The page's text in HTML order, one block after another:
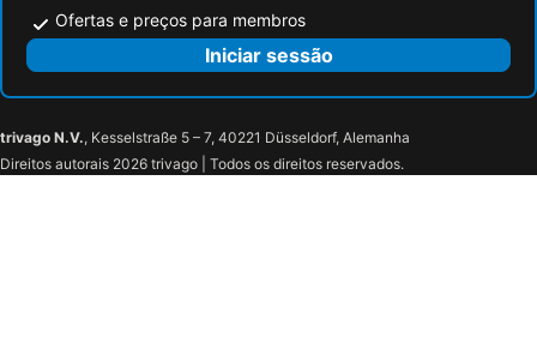
Ofertas e preços para membros
Iniciar sessão
trivago N.V., Kesselstraße 5 – 7, 40221 Düsseldorf, Alemanha
Direitos autorais 2026 trivago | Todos os direitos reservados.